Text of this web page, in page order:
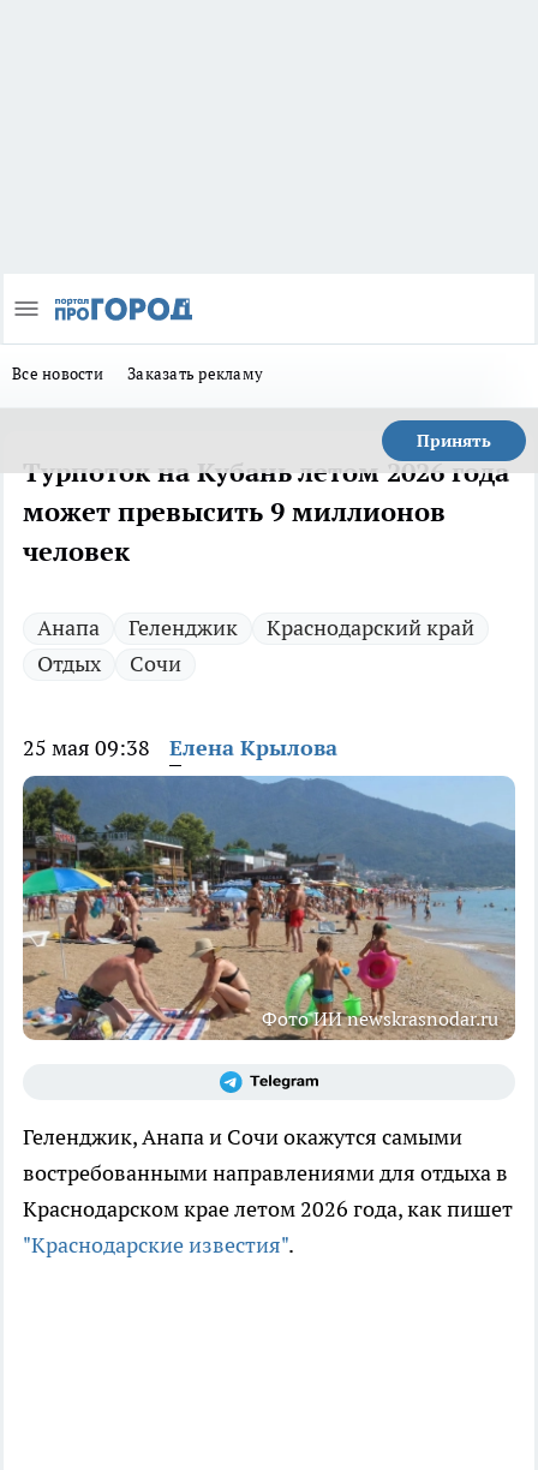
Все новости Заказать рекламу
Принять
Турпоток на Кубань летом 2026 года
может превысить 9 миллионов
человек
Анапа Геленджик
Краснодарский край
Отдых
Сочи
25 мая 09:38 Елена Крылова
Фото ИИ newskrasnodar.ru
Геленджик, Анапа и Сочи окажутся самыми
востребованными направлениями для отдыха в
Краснодарском крае летом 2026 года, как пишет
"Краснодарские известия".